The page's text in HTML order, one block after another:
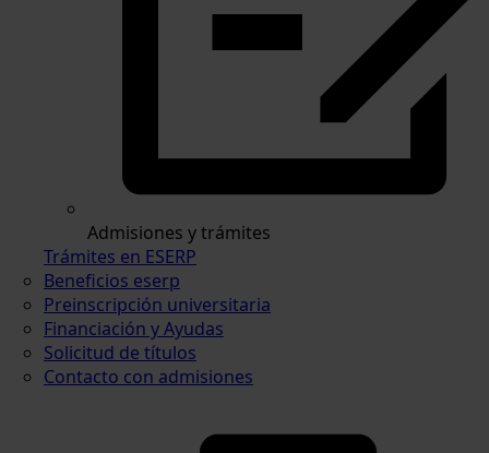
Admisiones y trámites
Trámites en ESERP
Beneficios eserp
Preinscripción universitaria
Financiación y Ayudas
Solicitud de títulos
Contacto con admisiones